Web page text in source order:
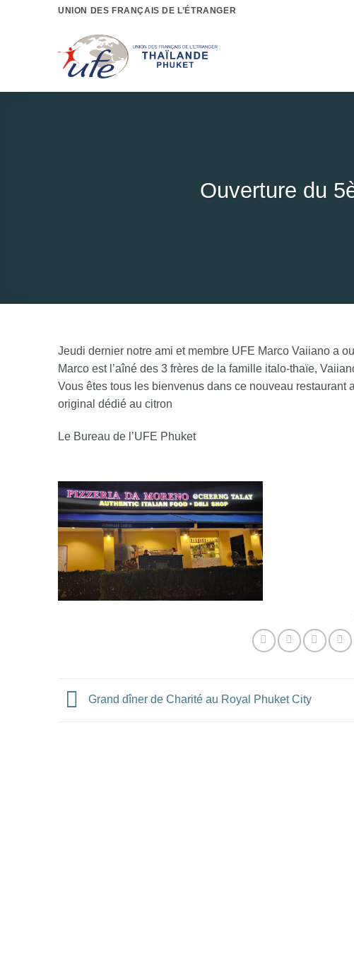
UNION DES FRANÇAIS DE L’ÉTRANGER
Ouverture du
Jeudi dernier notre ami et membre UFE Marco Vaiiano a
Marco est l’aîné des 3 frères de la famille italo-thaïe,
Vous êtes tous les bienvenus dans ce nouveau
original dédié au citron
Le Bureau de l’UFE Phuket
Grand dîner de Charité au Royal Phuket City